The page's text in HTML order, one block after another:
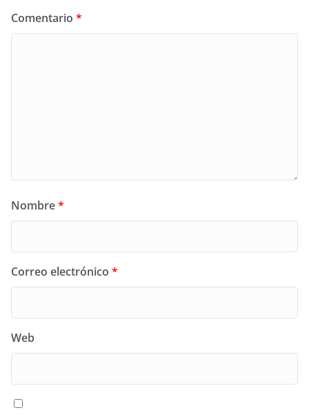
Comentario *
Nombre*
Correo electrónico *
Web